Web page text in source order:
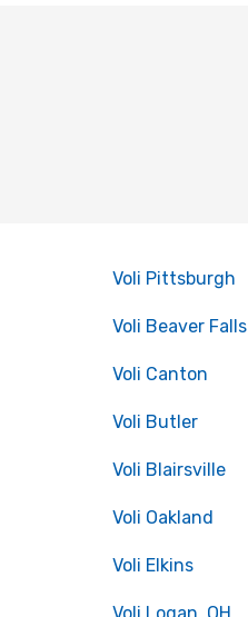
Voli Pittsburgh
Voli Beaver Falls
Voli Canton
Voli Butler
Voli Blairsville
Voli Oakland
Voli Elkins